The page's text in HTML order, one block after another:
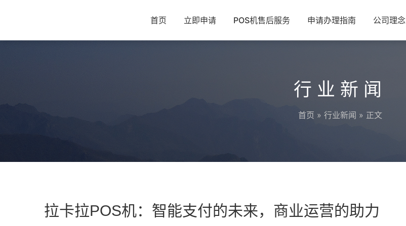
首页 立即申请 POS机售后服务 申请办理指南 公司理念
行业新闻
首页 » 行业新闻 » 正文
拉卡拉POS机：智能支付的未来，商业运营的助力